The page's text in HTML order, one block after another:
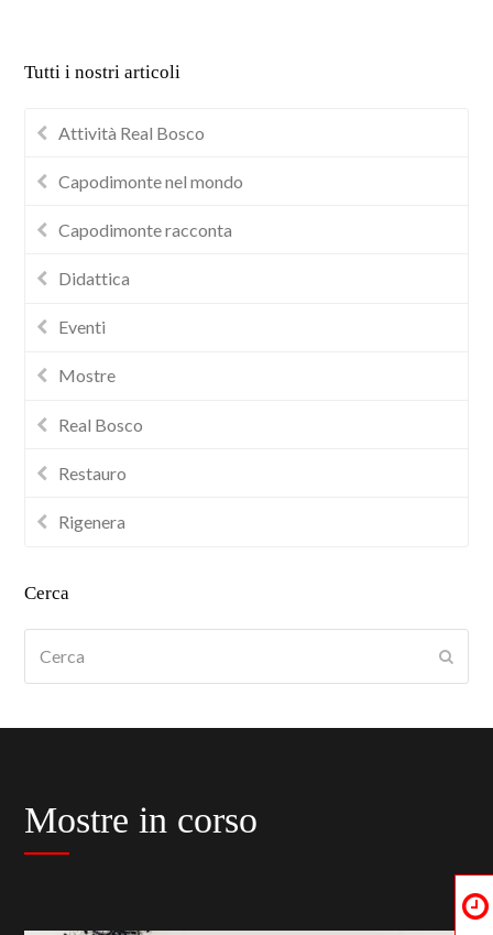
Tutti i nostri articoli
Attività Real Bosco
Capodimonte nel mondo
Capodimonte racconta
Didattica
Eventi
Mostre
Real Bosco
Restauro
Rigenera
Cerca
Mostre in corso